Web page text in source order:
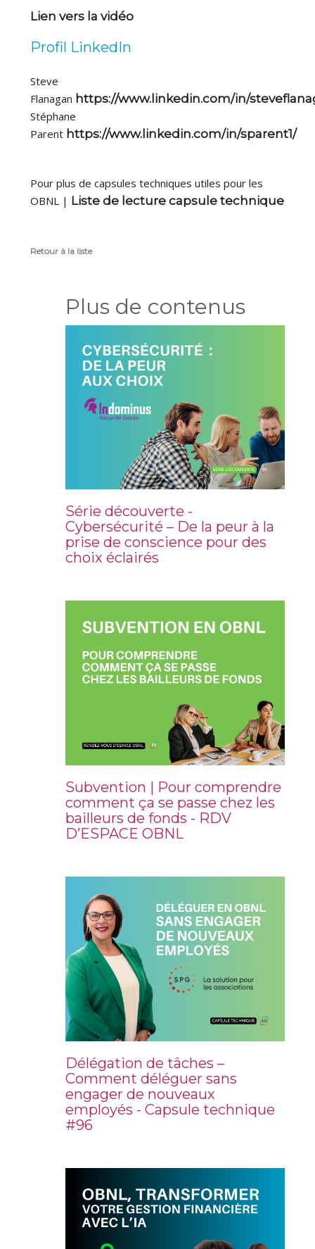
Lien vers la vidéo
Profil LinkedIn
Steve
Flanagan https://www.linkedin.com/in/
Stéphane
Parent https://www.linkedin.com/in/sparent1/
Pour plus de capsules techniques utiles pour les
OBNL | Liste de lecture capsule technique
Retour à la liste
Plus de contenus
Série découverte -
Cybersécurité – De la peur à la
prise de conscience pour des
choix éclairés
Subvention | Pour comprendre
comment ça se passe chez les
bailleurs de fonds - RDV
D’ESPACE OBNL
Délégation de tâches –
Comment déléguer sans
engager de nouveaux
employés - Capsule technique
#96